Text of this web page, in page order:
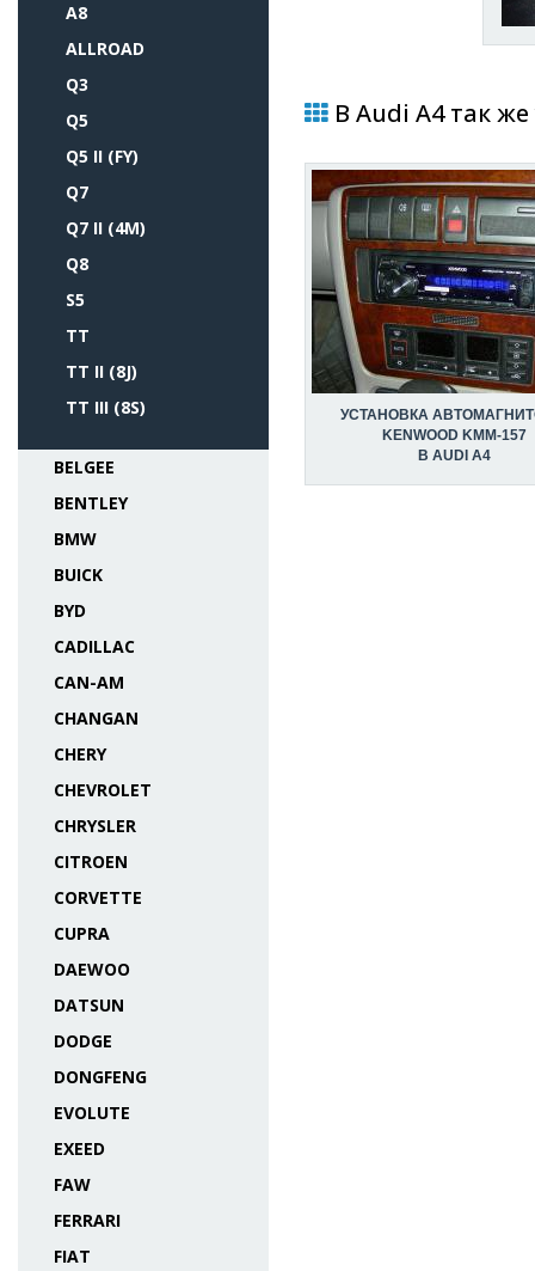
A8
ALLROAD
Q3
Q5
Q5 II (FY)
Q7
Q7 II (4M)
Q8
S5
TT
TT II (8J)
TT III (8S)
BELGEE
BENTLEY
BMW
BUICK
BYD
CADILLAC
CAN-AM
CHANGAN
CHERY
CHEVROLET
CHRYSLER
CITROEN
CORVETTE
CUPRA
DAEWOO
DATSUN
DODGE
DONGFENG
EVOLUTE
EXEED
FAW
FERRARI
FIAT
В Audi A4 так
УСТАНОВКА
KENWOOD KMM-157
В AUDI A4